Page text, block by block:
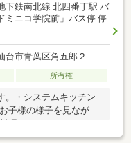
下鉄南北線 北四番丁駅 バ
ミニコ学院前」バス停 停
台市青葉区角五郎２
所有権
。・システムキッチン
子様の様子を見なが
しだけ軽減してくれま